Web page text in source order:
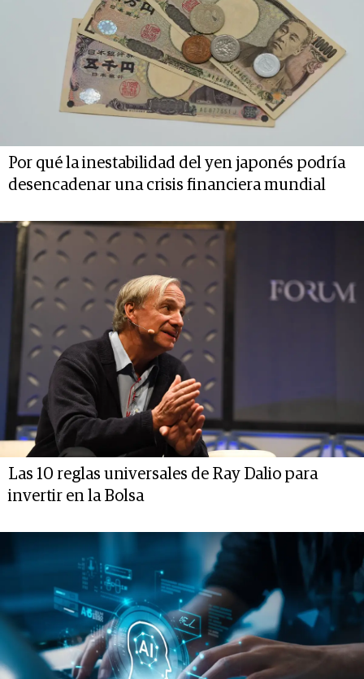
Por qué la inestabilidad del yen japonés podría
desencadenar una crisis financiera mundial
Las 10 reglas universales de Ray Dalio para
invertir en la Bolsa